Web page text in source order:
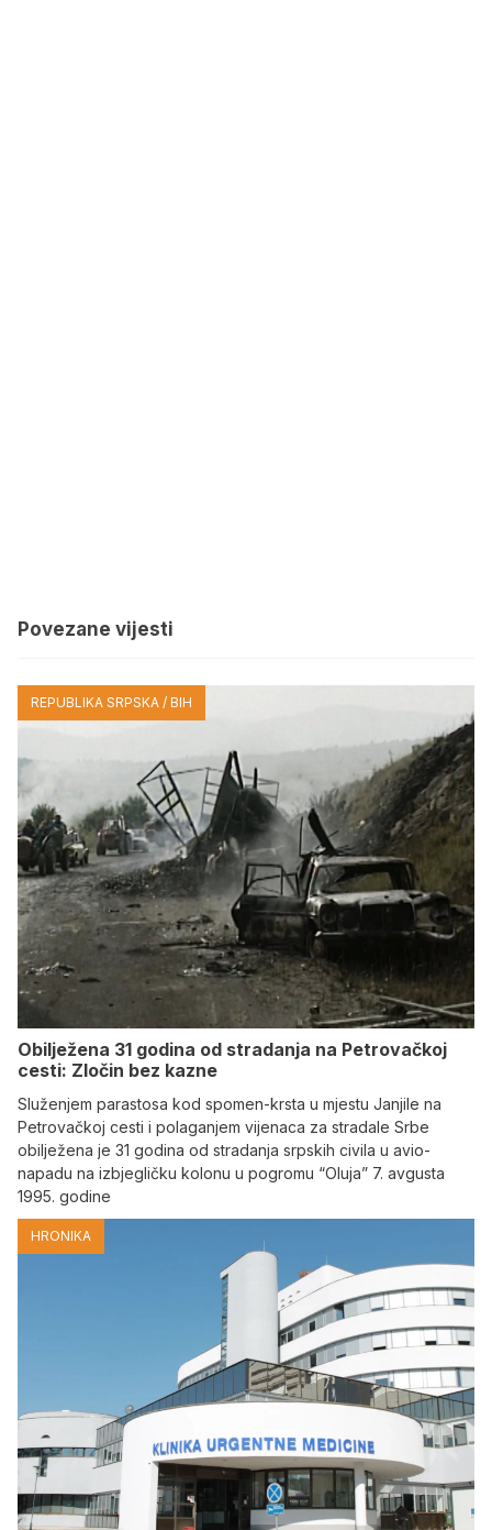
Povezane vijesti
REPUBLIKA SRPSKA / BIH
Obilježena 31 godina od stradanja na Petrovačkoj
cesti: Zločin bez kazne
Služenjem parastosa kod spomen-krsta u mjestu Janjile na
Petrovačkoj cesti i polaganjem vijenaca za stradale Srbe
obilježena je 31 godina od stradanja srpskih civila u avio-
napadu na izbjegličku kolonu u pogromu “Oluja” 7. avgusta
1995. godine
HRONIKA